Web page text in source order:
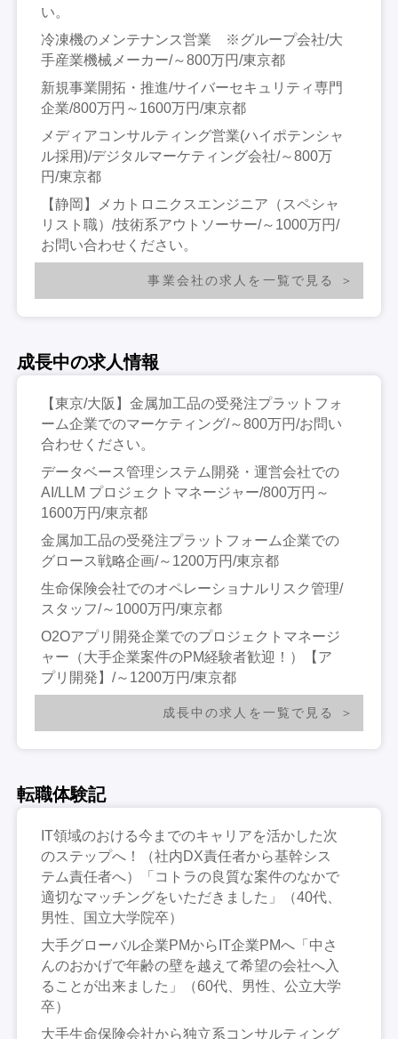
い。
冷凍機のメンテナンス営業 ※グループ会社/大
手産業機械メーカー/～800万円/東京都
新規事業開拓・推進/サイバーセキュリティ専門
企業/800万円～1600万円/東京都
メディアコンサルティング営業(ハイポテンシャ
ル採用)/デジタルマーケティング会社/～800万
円/東京都
【静岡】メカトロニクスエンジニア（スペシャ
リスト職）/技術系アウトソーサー/～1000万円/
お問い合わせください。
事業会社の求人を一覧で見る
成長中の求人情報
【東京/大阪】金属加工品の受発注プラットフォ
ーム企業でのマーケティング/～800万円/お問い
合わせください。
データベース管理システム開発・運営会社での
AI/LLM プロジェクトマネージャー/800万円～
1600万円/東京都
金属加工品の受発注プラットフォーム企業での
グロース戦略企画/～1200万円/東京都
生命保険会社でのオペレーショナルリスク管理/
スタッフ/～1000万円/東京都
O2Oアプリ開発企業でのプロジェクトマネージ
ャー（大手企業案件のPM経験者歓迎！）【ア
プリ開発】/～1200万円/東京都
成長中の求人を一覧で見る
転職体験記
IT領域のおける今までのキャリアを活かした次
のステップへ！（社内DX責任者から基幹シス
テム責任者へ）「コトラの良質な案件のなかで
適切なマッチングをいただきました」（40代、
男性、国立大学院卒）
大手グローバル企業PMからIT企業PMへ「中さ
んのおかげで年齢の壁を越えて希望の会社へ入
ることが出来ました」（60代、男性、公立大学
卒）
大手生命保険会社から独立系コンサルティング